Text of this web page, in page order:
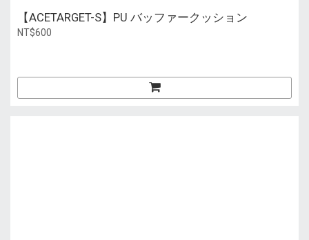
【ACETARGET-S】PU バッファークッション
NT$600